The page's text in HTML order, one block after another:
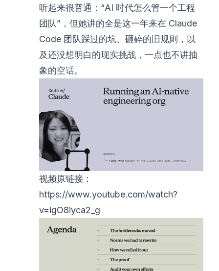
听起来很普通：“AI 时代怎么管一个工程
团队”，但她讲的全是这一年来在 Claude
Code 团队踩过的坑、砸碎的旧规则，以
及还没想明白的现实挑战，一点也不讲抽
象的空话。
视频原链接：
https://www.youtube.com/watch?
v=igO8iyca2_g